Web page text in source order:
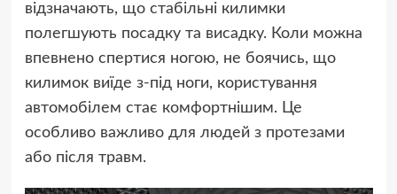
відзначають, що стабільні килимки
полегшують посадку та висадку. Коли можна
впевнено спертися ногою, не боячись, що
килимок виїде з-під ноги, користування
автомобілем стає комфортнішим. Це
особливо важливо для людей з протезами
або після травм.